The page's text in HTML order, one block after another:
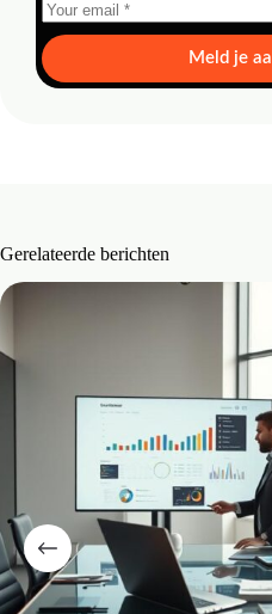
Meld je
Gerelateerde berichten